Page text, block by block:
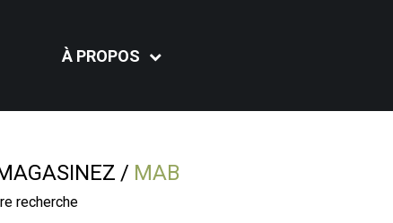
À PROPOS
MAB
recherche